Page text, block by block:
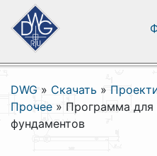
DWG » Скачать »
Прочее » Программа для
фундаментов